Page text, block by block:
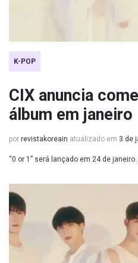
K-POP
CIX anuncia
álbum em janeiro
por revistakoreain atualizado em 3 de
“0 or 1” será lançado em 24 de janeiro.